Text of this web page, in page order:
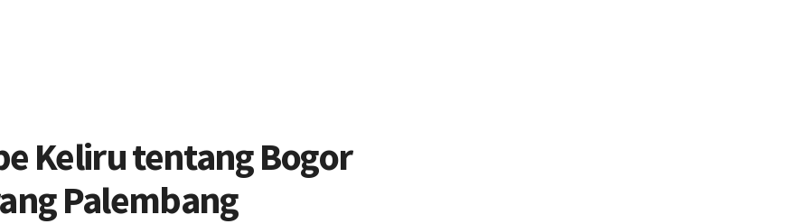
Keliru tentang Bogor
Palembang